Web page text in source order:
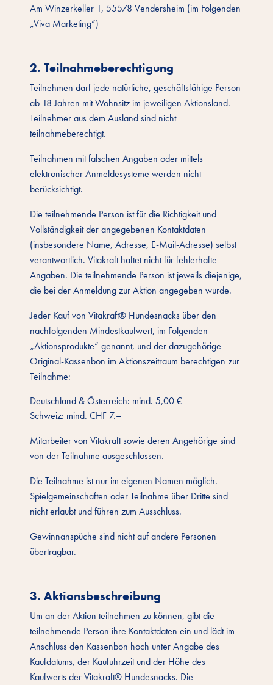
Am Winzerkeller 1, 55578 Vendersheim (im Folgenden
„Viva Marketing“)
2. Teilnahmeberechtigung
Teilnehmen darf jede natürliche, geschäftsfähige Person
ab 18 Jahren mit Wohnsitz im jeweiligen Aktionsland.
Teilnehmer aus dem Ausland sind nicht
teilnahmeberechtigt.
Teilnahmen mit falschen Angaben oder mittels
elektronischer Anmeldesysteme werden nicht
berücksichtigt.
Die teilnehmende Person ist für die Richtigkeit und
Vollständigkeit der angegebenen Kontaktdaten
(insbesondere Name, Adresse, E-Mail-Adresse) selbst
verantwortlich. Vitakraft haftet nicht für fehlerhafte
Angaben. Die teilnehmende Person ist jeweils diejenige,
die bei der Anmeldung zur Aktion angegeben wurde.
Jeder Kauf von Vitakraft® Hundesnacks über den
nachfolgenden Mindestkaufwert, im Folgenden
„Aktionsprodukte“ genannt, und der dazugehörige
Original-Kassenbon im Aktionszeitraum berechtigen zur
Teilnahme:
Deutschland & Österreich: mind. 5,00 €
Schweiz: mind. CHF 7.–
Mitarbeiter von Vitakraft sowie deren Angehörige sind
von der Teilnahme ausgeschlossen.
Die Teilnahme ist nur im eigenen Namen möglich.
Spielgemeinschaften oder Teilnahme über Dritte sind
nicht erlaubt und führen zum Ausschluss.
Gewinnanspüche sind nicht auf andere Personen
übertragbar.
3. Aktionsbeschreibung
Um an der Aktion teilnehmen zu können, gibt die
teilnehmende Person ihre Kontaktdaten ein und lädt im
Anschluss den Kassenbon hoch unter Angabe des
Kaufdatums, der Kaufuhrzeit und der Höhe des
Kaufwerts der Vitakraft® Hundesnacks. Die